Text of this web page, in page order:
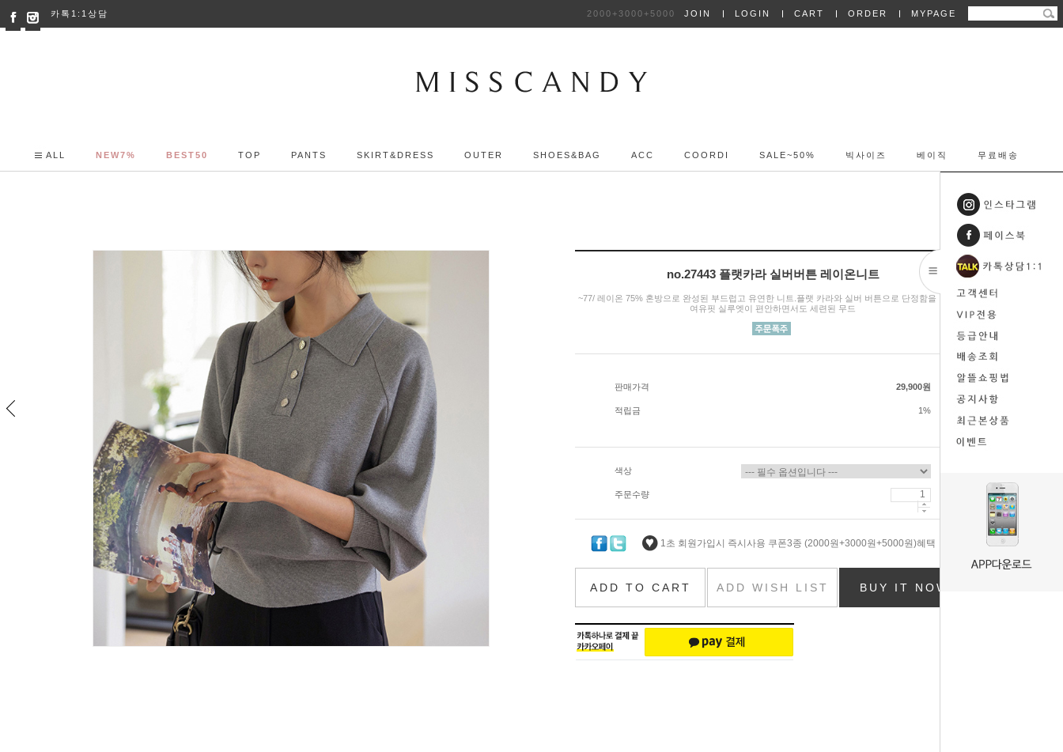
카톡1:1상담 2000+3000+5000 JOIN LOGIN CART ORDER MYPAGE
ALL NEW7% BEST50 TOP PANTS SKIRT&DRESS OUTER SHOES&BAG ACC COORDI SALE~50% 빅사이즈 베이직 무료배송
no.27443 플랫카라 실버버튼 레이온니트
~77/ 레이온 75% 혼방으로 완성된 부드럽고 유연한 니트.플랫 카라와 실버 버튼으로 단정함을 더하고,
여유핏 실루엣이 편안하면서도 세련된 무드
판매가격 29,900원
적립금 1%
색상
주문수량
1초 회원가입시 즉시사용 쿠폰3종 (2000원+3000원+5000원)혜택
ADD TO CART ADD WISH LIST BUY IT NOW